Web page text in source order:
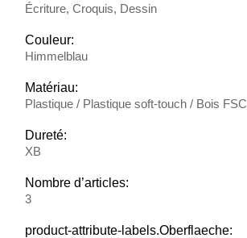
Écriture, Croquis, Dessin
Couleur:
Himmelblau
Matériau:
Plastique / Plastique soft-touch / Bois FSC
Dureté:
XB
Nombre d’articles:
3
product-attribute-labels.Oberflaeche: